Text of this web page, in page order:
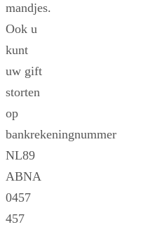
mandjes.
Ook u
kunt
uw gift
storten
op
bankrekeningnummer
NL89
ABNA
0457
457